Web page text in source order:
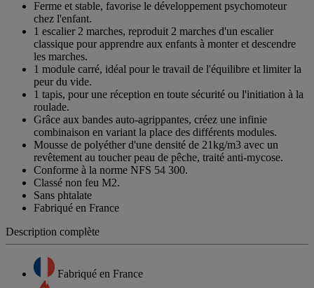
Ferme et stable, favorise le développement psychomoteur
chez l'enfant.
1 escalier 2 marches, reproduit 2 marches d'un escalier
classique pour apprendre aux enfants à monter et descendre
les marches.
1 module carré, idéal pour le travail de l'équilibre et limiter la
peur du vide.
1 tapis, pour une réception en toute sécurité ou l'initiation à la
roulade.
Grâce aux bandes auto-agrippantes, créez une infinie
combinaison en variant la place des différents modules.
Mousse de polyéther d'une densité de 21kg/m3 avec un
revêtement au toucher peau de pêche, traité anti-mycose.
Conforme à la norme NFS 54 300.
Classé non feu M2.
Sans phtalate
Fabriqué en France
Description complète
Fabriqué en France